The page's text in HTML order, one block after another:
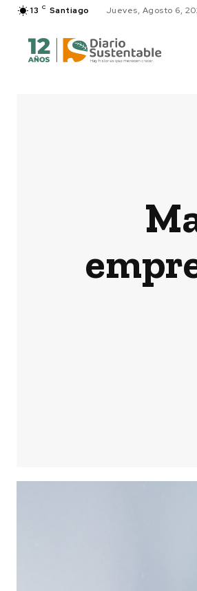
13 C Santiago Jueves, Agosto 6,